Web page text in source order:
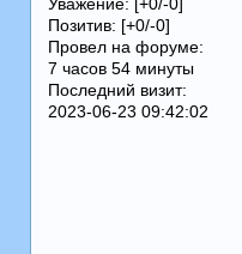
Уважение: [+0/-0]
Позитив: [+0/-0]
Провел на форуме:
7 часов 54 минуты
Последний визит:
2023-06-23 09:42:02